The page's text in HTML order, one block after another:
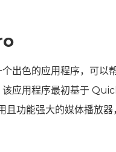
个出色的应用程序，可以
应用程序最初基于
且功能强大的媒体播放器